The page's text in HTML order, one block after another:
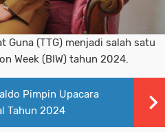
Guna (TTG) menjadi salah satu
Week (BIW) tahun 2024.
Pimpin Upacara
Tahun 2024